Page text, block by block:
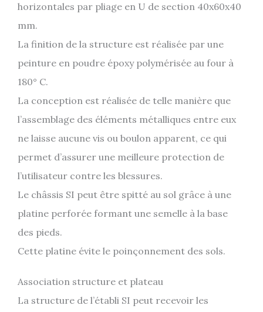
horizontales par pliage en U de section 40x60x40
mm.
La finition de la structure est réalisée par une
peinture en poudre époxy polymérisée au four à
180° C.
La conception est réalisée de telle manière que
l’assemblage des éléments métalliques entre eux
ne laisse aucune vis ou boulon apparent, ce qui
permet d’assurer une meilleure protection de
l’utilisateur contre les blessures.
Le châssis SI peut être spitté au sol grâce à une
platine perforée formant une semelle à la base
des pieds.
Cette platine évite le poinçonnement des sols.
Association structure et plateau
La structure de l’établi SI peut recevoir les